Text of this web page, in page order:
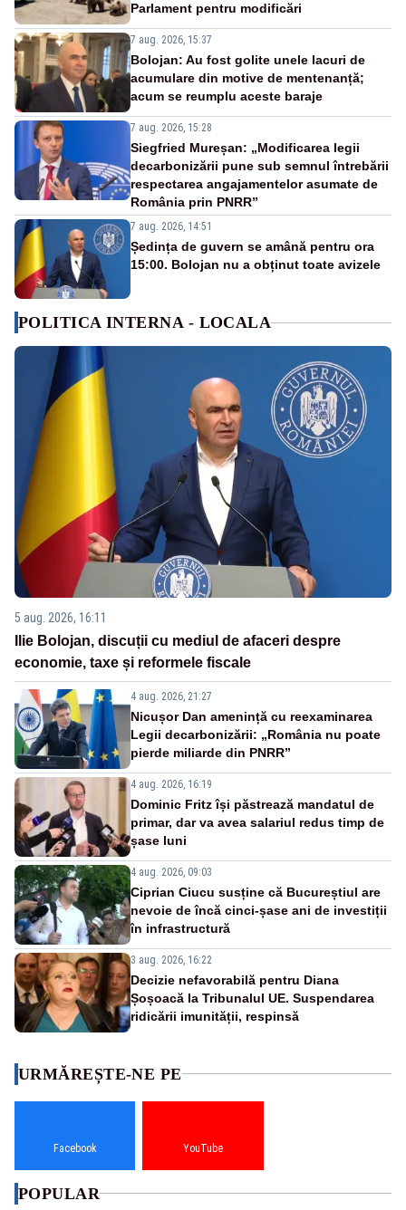
Parlament pentru modificări
7 aug. 2026, 15:37
Bolojan: Au fost golite unele lacuri de
acumulare din motive de mentenanță;
acum se reumplu aceste baraje
7 aug. 2026, 15:28
Siegfried Mureșan: „Modificarea legii
decarbonizării pune sub semnul întrebării
respectarea angajamentelor asumate de
România prin PNRR”
7 aug. 2026, 14:51
Ședința de guvern se amână pentru ora
15:00. Bolojan nu a obținut toate avizele
POLITICA INTERNA - LOCALA
5 aug. 2026, 16:11
Ilie Bolojan, discuții cu mediul de afaceri despre
economie, taxe și reformele fiscale
4 aug. 2026, 21:27
Nicușor Dan amenință cu reexaminarea
Legii decarbonizării: „România nu poate
pierde miliarde din PNRR”
4 aug. 2026, 16:19
Dominic Fritz își păstrează mandatul de
primar, dar va avea salariul redus timp de
șase luni
4 aug. 2026, 09:03
Ciprian Ciucu susține că Bucureștiul are
nevoie de încă cinci-șase ani de investiții
în infrastructură
3 aug. 2026, 16:22
Decizie nefavorabilă pentru Diana
Șoșoacă la Tribunalul UE. Suspendarea
ridicării imunității, respinsă
URMĂREȘTE-NE PE
Facebook YouTube
POPULAR